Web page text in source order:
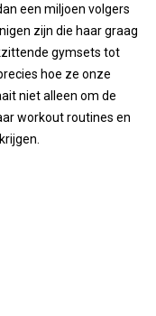
een miljoen volgers
zijn die haar graag
gymsets tot
hoe ze onze
niet alleen om de
workout routines en